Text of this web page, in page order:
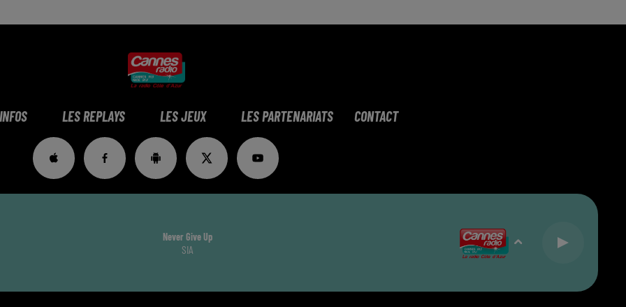
LES REPLAYS LES JEUX LES PARTENARIATS CONTACT
Never Give Up
SIA